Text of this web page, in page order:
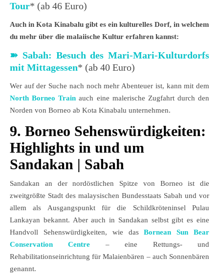
Tour* (ab 46 Euro)
Auch in Kota Kinabalu gibt es ein kulturelles Dorf, in welchem
du mehr über die malaiische Kultur erfahren kannst:
➽ Sabah: Besuch des Mari-Mari-Kulturdorfs
mit Mittagessen* (ab 40 Euro)
Wer auf der Suche nach noch mehr Abenteuer ist, kann mit dem
North Borneo Train auch eine malerische Zugfahrt durch den
Norden von Borneo ab Kota Kinabalu unternehmen.
9. Borneo Sehenswürdigkeiten:
Highlights in und um
Sandakan | Sabah
Sandakan an der nordöstlichen Spitze von Borneo ist die
zweitgrößte Stadt des malaysischen Bundesstaats Sabah und vor
allem als Ausgangspunkt für die Schildkröteninsel Pulau
Lankayan bekannt. Aber auch in Sandakan selbst gibt es eine
Handvoll Sehenswürdigkeiten, wie dasBornean Sun Bear
Conservation Centre – eine Rettungs- und
Rehabilitationseinrichtung für Malaienbären – auch Sonnenbären
genannt.